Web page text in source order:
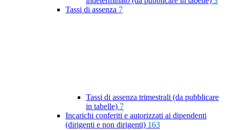
Tassi di assenza 7
Tassi di assenza trimestrali (da pubblicare
in tabelle) 7
Incarichi conferiti e autorizzati ai dipendenti
(dirigenti e non dirigenti) 163